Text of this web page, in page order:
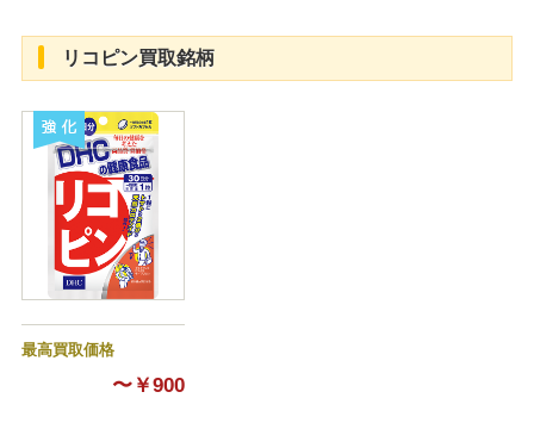
リコピン買取銘柄
強化
最高買取価格
〜￥900